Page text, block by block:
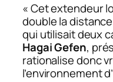
« Cet extendeur
double la
qui utilisait deux
Hagai Gefen,
rationalise donc
l’environnement